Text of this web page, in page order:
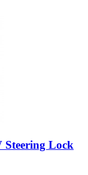
Steering Lock